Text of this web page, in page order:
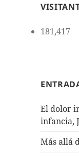
181,417
El dolor
infancia,
Más allá